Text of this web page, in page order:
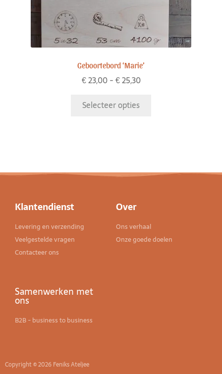
Geboortebord ‘Marie’
€23,00 -€25,30
Selecteer opties
Klantendienst
Levering en verzending
Veelgestelde vragen
Contacteer ons
Over
Ons verhaal
Onze goede doelen
Samenwerken met
ons
B2B - business to business
Copyright © 2026 Feniks Ateljee